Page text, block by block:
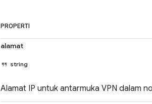
PROPERTI
alamat
string
Alamat IP untuk antarmuka VPN dalam